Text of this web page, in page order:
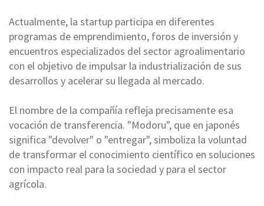
Actualmente, la startup participa en diferentes
programas de emprendimiento, foros de inversión y
encuentros especializados del sector agroalimentario
con el objetivo de impulsar la industrialización de sus
desarrollos y acelerar su llegada al mercado.
El nombre de la compañía refleja precisamente esa
vocación de transferencia. "Modoru", que en japonés
significa "devolver" o "entregar", simboliza la voluntad
de transformar el conocimiento científico en soluciones
con impacto real para la sociedad y para el sector
agrícola.